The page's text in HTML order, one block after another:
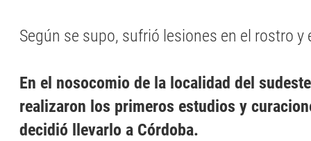
Según se supo, sufrió lesiones en el rostro y
En el nosocomio de la localidad del
realizaron los primeros estudios y
decidió llevarlo a Córdoba.